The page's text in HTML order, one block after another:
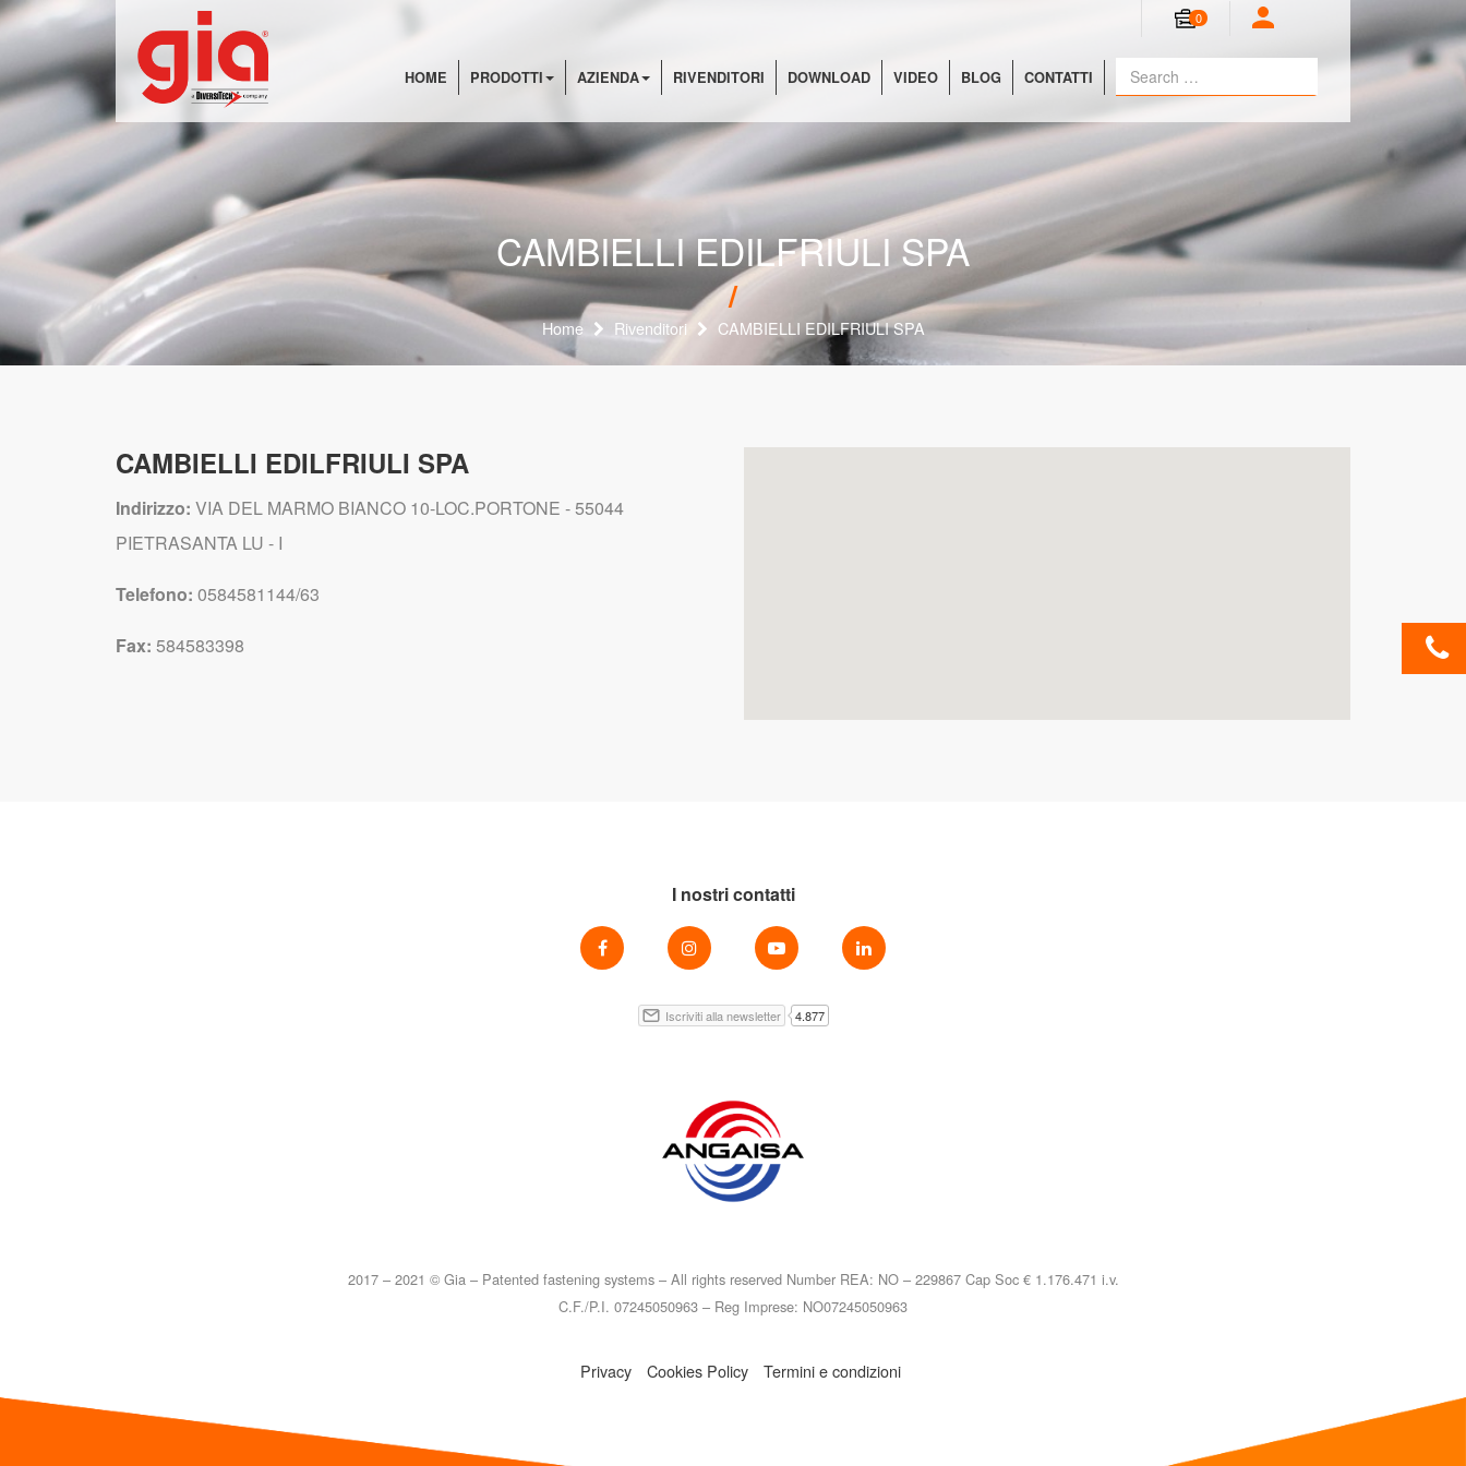
0
HOME PRODOTTI AZIENDA RIVENDITORI DOWNLOAD VIDEO BLOG CONTATTI
CAMBIELLI EDILFRIULI SPA
Home Rivenditori CAMBIELLI EDILFRIULI SPA
CAMBIELLI EDILFRIULI SPA
Indirizzo: VIA DEL MARMO BIANCO 10-LOC.PORTONE - 55044
PIETRASANTA LU - I
Telefono: 0584581144/63
Fax: 584583398
I nostri contatti
2017 – 2021 © Gia – Patented fastening systems – All rights reserved Number REA: NO – 229867 Cap Soc € 1.176.471 i.v.
C.F./P.I. 07245050963 – Reg Imprese: NO07245050963
Privacy Cookies Policy Termini e condizioni